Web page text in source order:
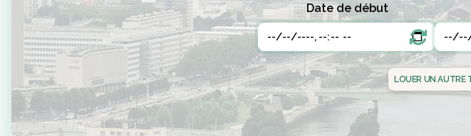
Date de début
LOUER UN AUTRE